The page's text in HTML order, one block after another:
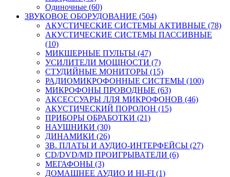
Одиночные (60)
ЗВУКОВОЕ ОБОРУДОВАНИЕ (504)
АКУСТИЧЕСКИЕ СИСТЕМЫ АКТИВНЫЕ (78)
АКУСТИЧЕСКИЕ СИСТЕМЫ ПАССИВНЫЕ
(10)
МИКШЕРНЫЕ ПУЛЬТЫ (47)
УСИЛИТЕЛИ МОЩНОСТИ (7)
СТУДИЙНЫЕ МОНИТОРЫ (15)
РАДИОМИКРОФОННЫЕ СИСТЕМЫ (100)
МИКРОФОНЫ ПРОВОДНЫЕ (63)
АКСЕССУАРЫ ЛЛЯ МИКРОФОНОВ (46)
АКУСТИЧЕСКИЙ ПОРОЛОН (15)
ПРИБОРЫ ОБРАБОТКИ (21)
НАУШНИКИ (30)
ДИНАМИКИ (26)
ЗВ. ПЛАТЫ И АУДИО-ИНТЕРФЕЙСЫ (27)
CD/DVD/MD ПРОИГРЫВАТЕЛИ (6)
МЕГАФОНЫ (3)
ДОМАШНЕЕ АУДИО И HI-FI (1)